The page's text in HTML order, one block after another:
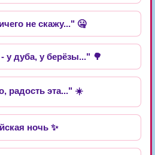
не скажу..." 🤐
у дуба, у берёзы..." 🌳
радость эта..." ☀️
ночь ✨